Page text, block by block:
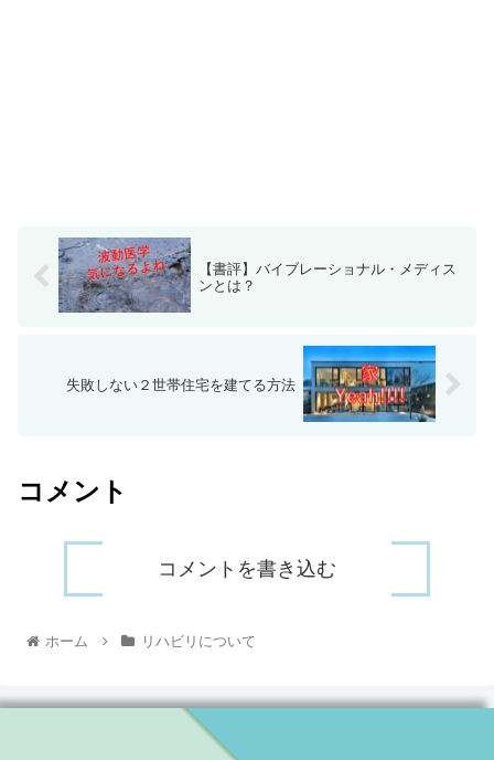
【書評】バイブレーショナル・メディス
ンとは？
失敗しない２世帯住宅を建てる方法
コメント
コメントを書き込む
ホーム リハビリについて